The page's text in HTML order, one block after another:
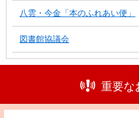
八雲・今金「本のふれあい便」
図書館協議会
重要な